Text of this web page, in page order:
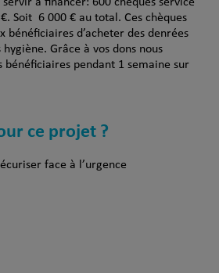
Soit 6 000 € au total. Ces chèques
bénéficiaires d’acheter des denrées
Grâce à vos dons nous
bénéficiaires pendant 1 semaine sur
ce projet ?
face à l’urgence